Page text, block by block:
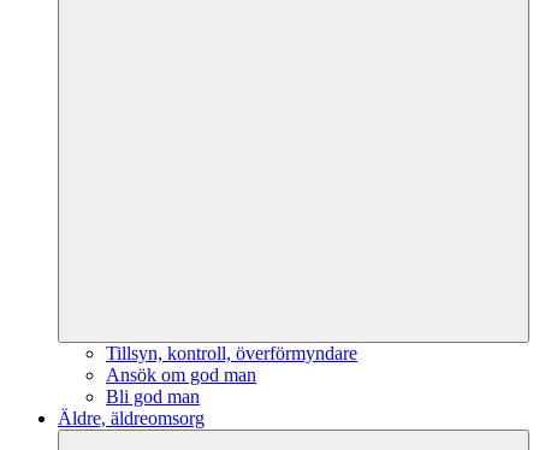
Tillsyn, kontroll, överförmyndare
Ansök om god man
Bli god man
Äldre, äldreomsorg